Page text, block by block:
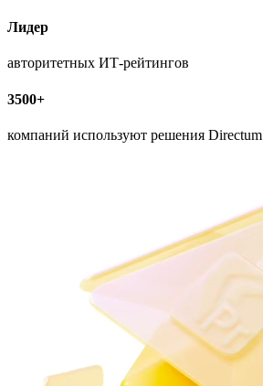
Лидер
авторитетных ИТ-рейтингов
3500+
компаний используют решения Directum